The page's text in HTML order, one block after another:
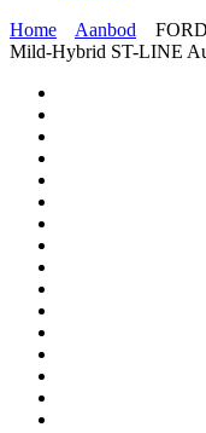
Home
Aanbod
Mild-Hybrid ST-LINE